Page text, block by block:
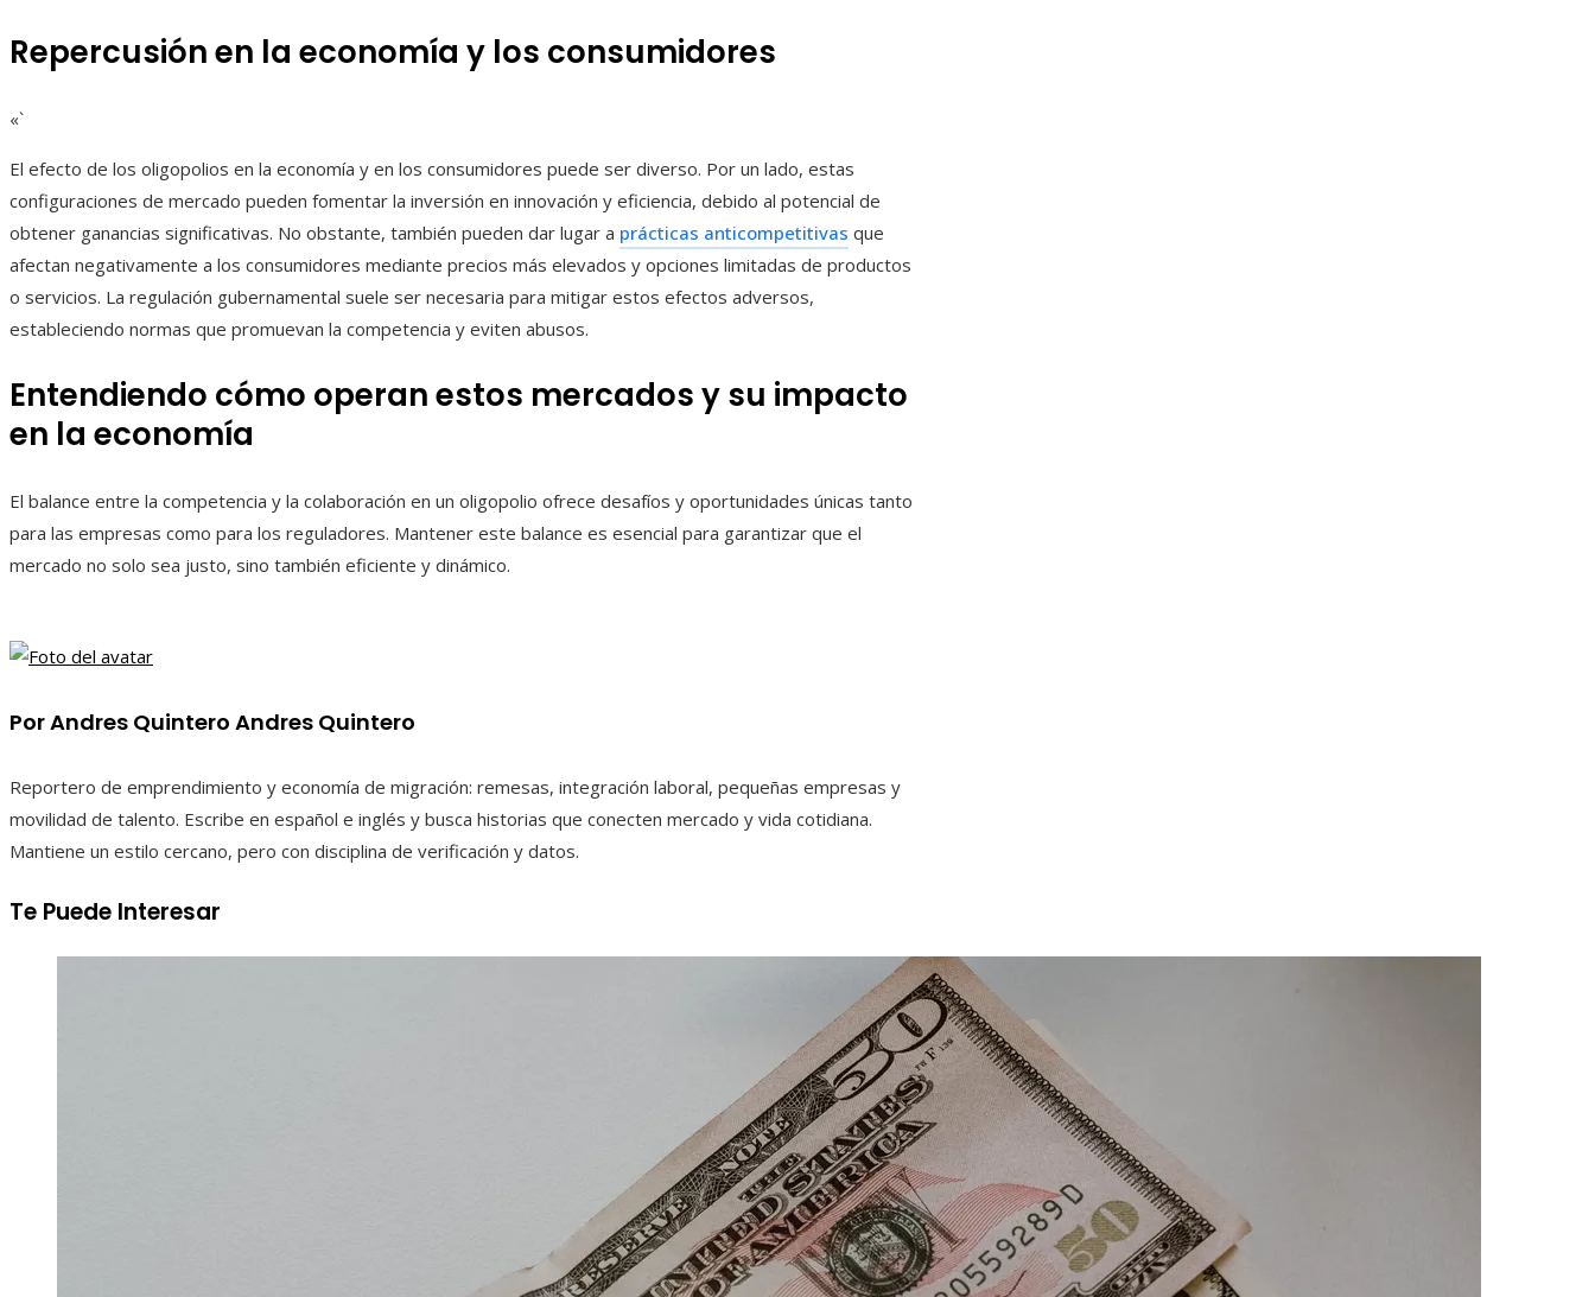
Repercusión en la economía y los consumidores
«`
El efecto de los oligopolios en la economía y en los consumidores puede ser diverso. Por un lado, estas
configuraciones de mercado pueden fomentar la inversión en innovación y eficiencia, debido al potencial de
obtener ganancias significativas. No obstante, también pueden dar lugar a prácticas anticompetitivas que
afectan negativamente a los consumidores mediante precios más elevados y opciones limitadas de productos
o servicios. La regulación gubernamental suele ser necesaria para mitigar estos efectos adversos,
estableciendo normas que promuevan la competencia y eviten abusos.
Entendiendo cómo operan estos mercados y su impacto
en la economía
El balance entre la competencia y la colaboración en un oligopolio ofrece desafíos y oportunidades únicas tanto
para las empresas como para los reguladores. Mantener este balance es esencial para garantizar que el
mercado no solo sea justo, sino también eficiente y dinámico.
Por Andres Quintero Andres Quintero
Reportero de emprendimiento y economía de migración: remesas, integración laboral, pequeñas empresas y
movilidad de talento. Escribe en español e inglés y busca historias que conecten mercado y vida cotidiana.
Mantiene un estilo cercano, pero con disciplina de verificación y datos.
Te Puede Interesar